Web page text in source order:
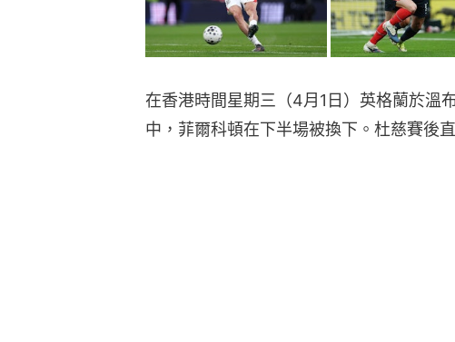
在香港時間星期三（4月1日）英格蘭於溫
中，菲爾科頓在下半場被換下。杜慈賽後直